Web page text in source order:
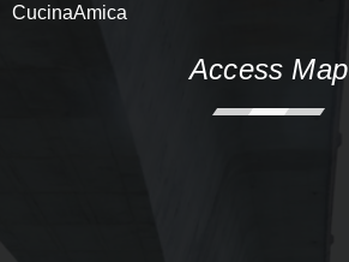
CucinaAmica
Access Map